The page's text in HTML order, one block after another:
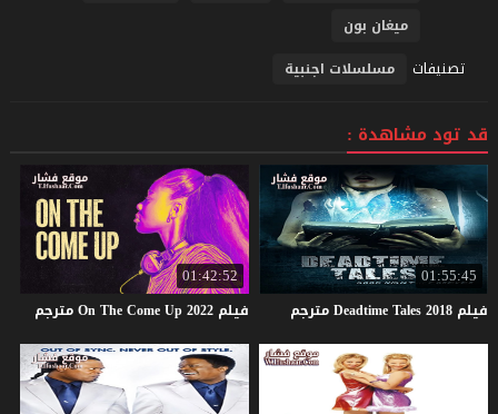
ميغان بون
تصنيفات مسلسلات اجنبية
قد تود مشاهدة :
01:55:45
فيلم DeadtimeTales2018 مترجم
01:42:52
فيلم OnTheComeUp2022 مترجم